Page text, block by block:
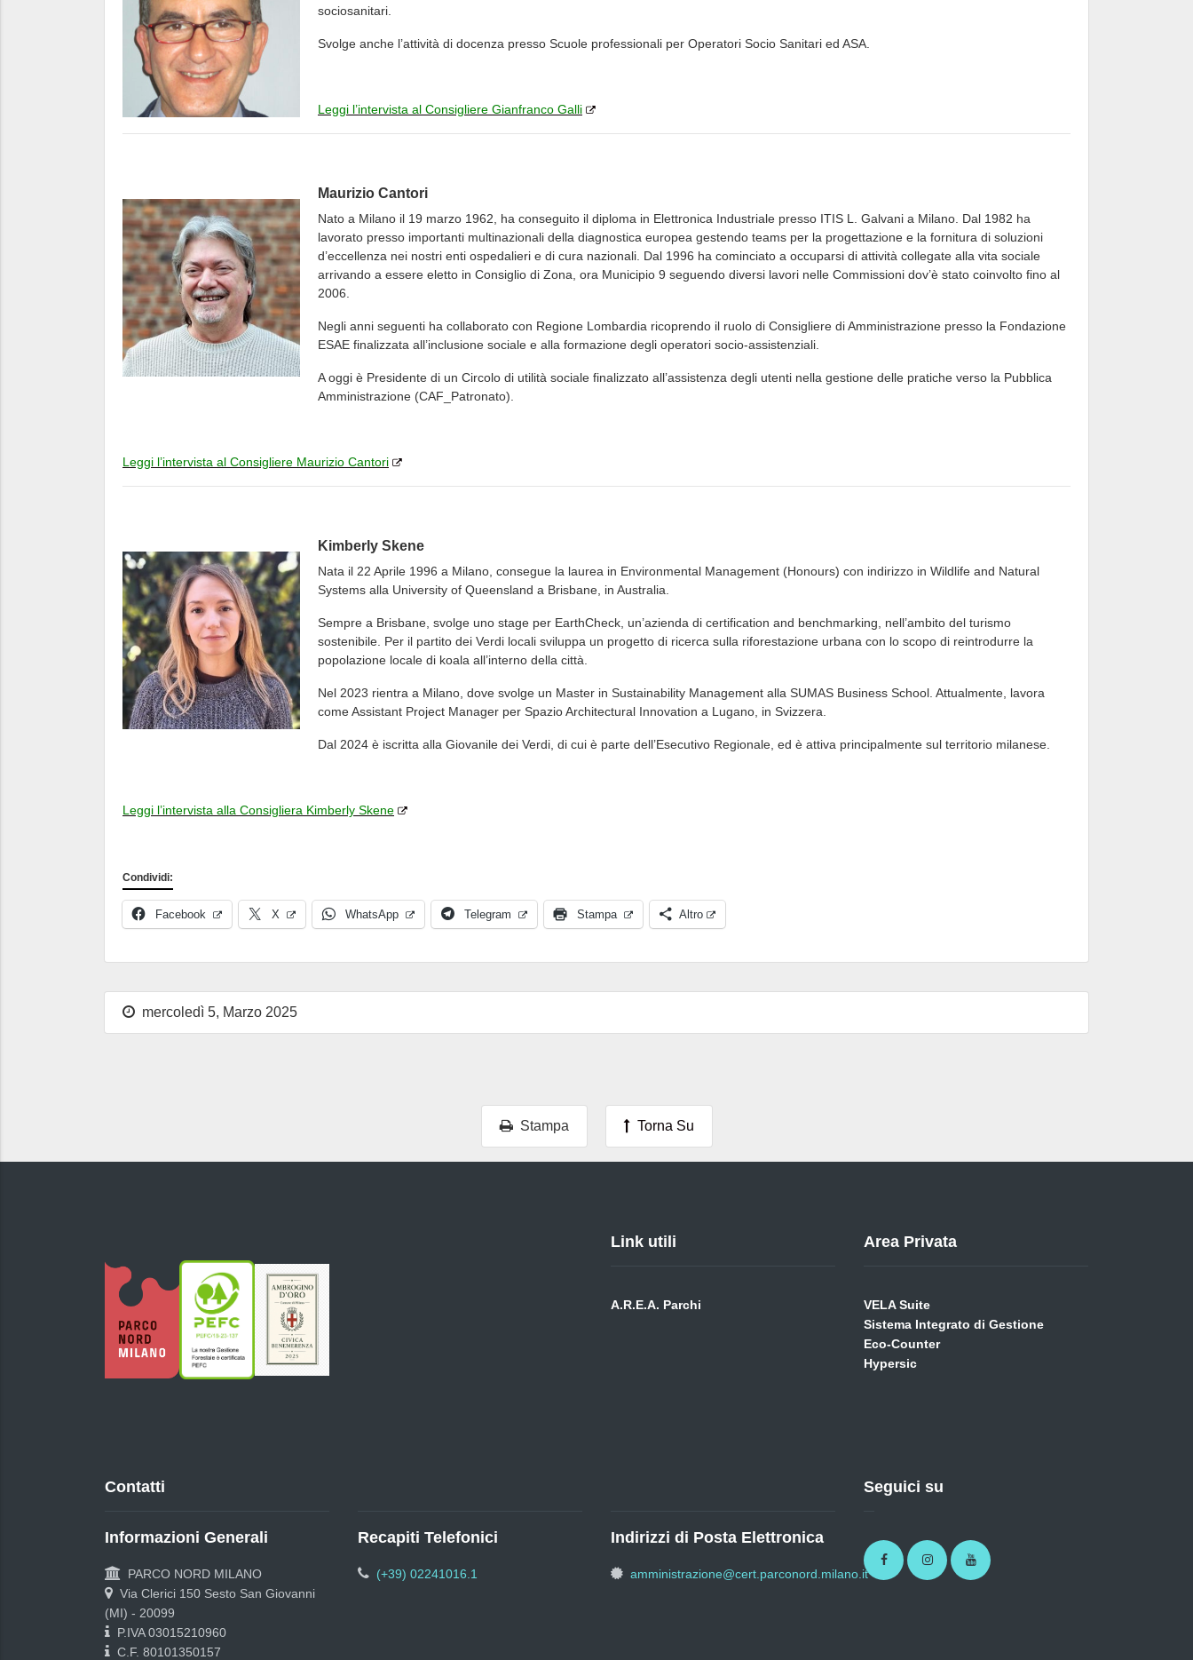
sociosanitari.
Svolge anche l’attività di docenza presso Scuole professionali per Operatori Socio Sanitari ed ASA.
Leggi l’intervista al Consigliere Gianfranco Galli
Maurizio Cantori
Nato a Milano il 19 marzo 1962, ha conseguito il diploma in Elettronica Industriale presso ITIS L. Galvani a Milano. Dal 1982 ha
lavorato presso importanti multinazionali della diagnostica europea gestendo teams per la progettazione e la fornitura di soluzioni
d’eccellenza nei nostri enti ospedalieri e di cura nazionali. Dal 1996 ha cominciato a occuparsi di attività collegate alla vita sociale
arrivando a essere eletto in Consiglio di Zona, ora Municipio 9 seguendo diversi lavori nelle Commissioni dov’è stato coinvolto fino al
2006.
Negli anni seguenti ha collaborato con Regione Lombardia ricoprendo il ruolo di Consigliere di Amministrazione presso la Fondazione
ESAE finalizzata all’inclusione sociale e alla formazione degli operatori socio-assistenziali.
A oggi è Presidente di un Circolo di utilità sociale finalizzato all’assistenza degli utenti nella gestione delle pratiche verso la Pubblica
Amministrazione (CAF_Patronato).
Leggi l’intervista al Consigliere Maurizio Cantori
Kimberly Skene
Nata il 22 Aprile 1996 a Milano, consegue la laurea in Environmental Management (Honours) con indirizzo in Wildlife and Natural
Systems alla University of Queensland a Brisbane, in Australia.
Sempre a Brisbane, svolge uno stage per EarthCheck, un’azienda di certification and benchmarking, nell’ambito del turismo
sostenibile. Per il partito dei Verdi locali sviluppa un progetto di ricerca sulla riforestazione urbana con lo scopo di reintrodurre la
popolazione locale di koala all’interno della città.
Nel 2023 rientra a Milano, dove svolge un Master in Sustainability Management alla SUMAS Business School. Attualmente, lavora
come Assistant Project Manager per Spazio Architectural Innovation a Lugano, in Svizzera.
Dal 2024 è iscritta alla Giovanile dei Verdi, di cui è parte dell’Esecutivo Regionale, ed è attiva principalmente sul territorio milanese.
Leggi l’intervista alla Consigliera Kimberly Skene
Condividi:
Facebook X WhatsApp Telegram Stampa Altro
mercoledì 5, Marzo 2025
Stampa Torna Su
Link utili
A.R.E.A. Parchi
Area Privata
VELA Suite
Sistema Integrato di Gestione
Eco-Counter
Hypersic
Contatti
Informazioni Generali
PARCO NORD MILANO
Via Clerici 150 Sesto San Giovanni
(MI) - 20099
P.IVA 03015210960
C.F. 80101350157
Recapiti Telefonici
(+39) 02241016.1
Indirizzi di Posta Elettronica
amministrazione@cert.parconord.milano.it
Seguici su
FacebookInstagramYoutube